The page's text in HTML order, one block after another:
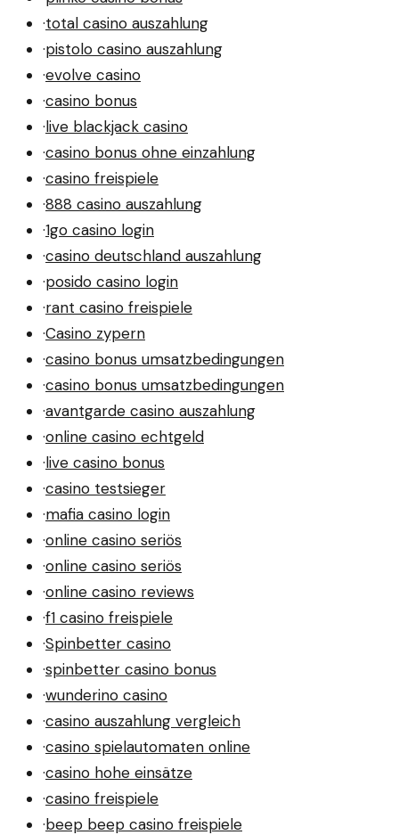
·total casino auszahlung
·pistolo casino auszahlung
·evolve casino
·casino bonus
·live blackjack casino
·casino bonus ohne einzahlung
·casino freispiele
·888 casino auszahlung
·1go casino login
·casino deutschland auszahlung
·posido casino login
·rant casino freispiele
·Casino zypern
·casino bonus umsatzbedingungen
·casino bonus umsatzbedingungen
·avantgarde casino auszahlung
·online casino echtgeld
·live casino bonus
·casino testsieger
·mafia casino login
·online casino seriös
·online casino seriös
·online casino reviews
·f1 casino freispiele
·Spinbetter casino
·spinbetter casino bonus
·wunderino casino
·casino auszahlung vergleich
·casino spielautomaten online
·casino hohe einsätze
·casino freispiele
·beep beep casino freispiele